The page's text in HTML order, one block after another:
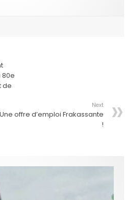
80e
de
Next
Une offre d’emploi Frakassante
!